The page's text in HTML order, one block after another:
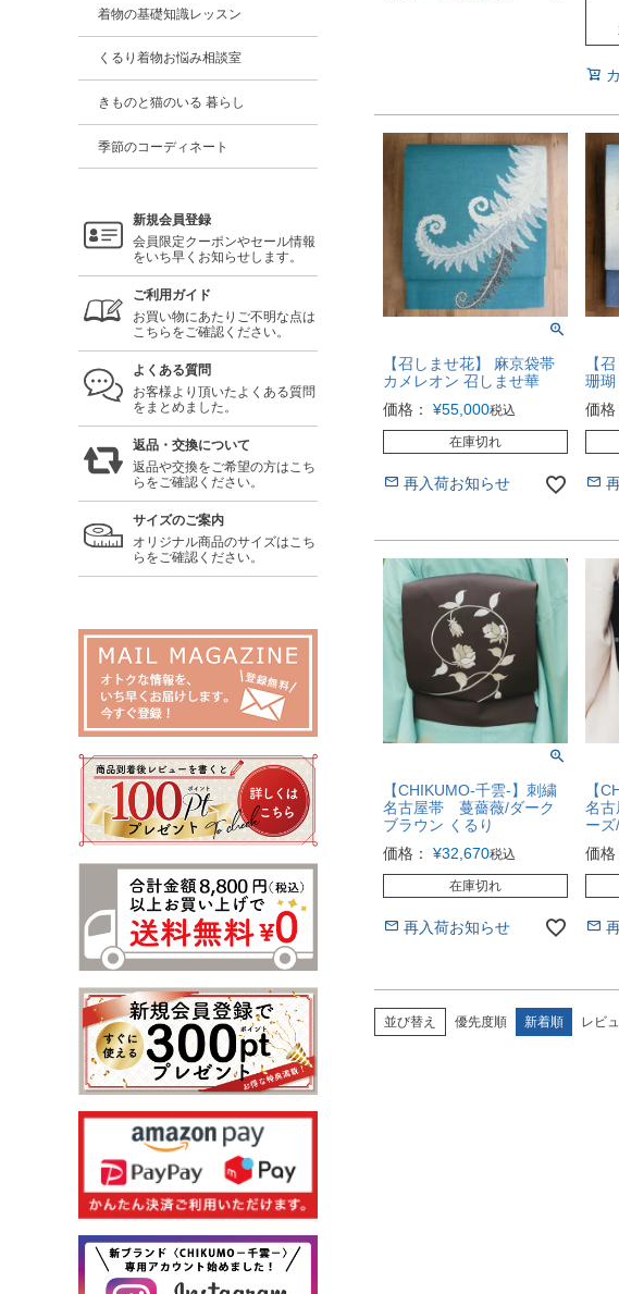
着物の基礎知識レッスン
くるり着物お悩み相談室
きものと猫のいる 暮らし
季節のコーディネート
新規会員登録
会員限定クーポンやセール情報
をいち早くお知らせします。
ご利用ガイド
お買い物にあたりご不明な点は
こちらをご確認ください。
よくある質問
お客様より頂いたよくある質問
をまとめました。
返品・交換について
返品や交換をご希望の方はこち
らをご確認ください。
サイズのご案内
オリジナル商品のサイズはこち
らをご確認ください。
【召しませ花】 麻京袋帯
カメレオン 召しませ華
価格：
¥55,000税込
在庫切れ
再入荷お知らせ
【
珊瑚
価格
【CHIKUMO-千雲-】刺繍
名古屋帯 蔓薔薇/ダーク
ブラウン くるり
価格：
¥32,670税込
在庫切れ
再入荷お知らせ
【
名
ー
価格
並び替え 優先度順 新着順 レビ